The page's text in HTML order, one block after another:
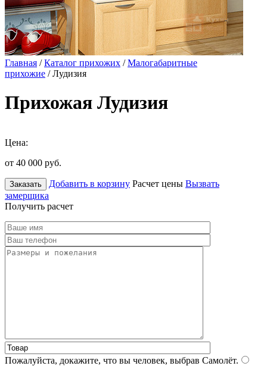
Главная /Каталог прихожих /Малогабаритные
прихожие / Лудизия
Прихожая Лудизия
Цена:
от 40 000 руб.
Заказать Добавить в корзину Расчет цены Вызвать
замерщика
Получить расчет
Пожалуйста, докажите, что вы человек, выбрав Самолёт.